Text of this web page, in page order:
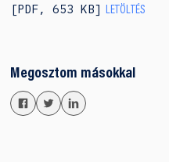
PDF,653 KB LETÖLTÉS
Megosztom másokkal